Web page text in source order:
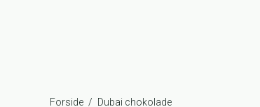
Forside / Dubai chokolade